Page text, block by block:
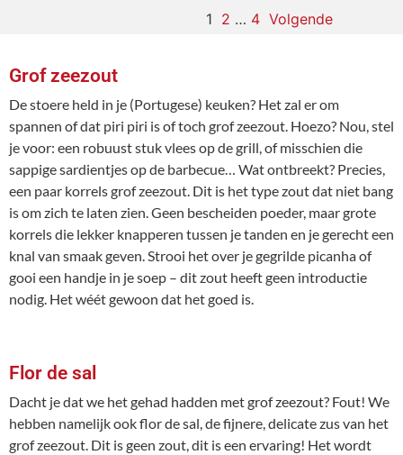
1 2 … 4 Volgende
Grof zeezout
De stoere held in je (Portugese) keuken? Het zal er om
spannen of dat piri piri is of toch grof zeezout. Hoezo? Nou, stel
je voor: een robuust stuk vlees op de grill, of misschien die
sappige sardientjes op de barbecue… Wat ontbreekt? Precies,
een paar korrels grof zeezout. Dit is het type zout dat niet bang
is om zich te laten zien. Geen bescheiden poeder, maar grote
korrels die lekker knapperen tussen je tanden en je gerecht een
knal van smaak geven. Strooi het over je gegrilde picanha of
gooi een handje in je soep – dit zout heeft geen introductie
nodig. Het wéét gewoon dat het goed is.
Flor de sal
Dacht je dat we het gehad hadden met grof zeezout? Fout! We
hebben namelijk ook flor de sal, de fijnere, delicate zus van het
grof zeezout. Dit is geen zout, dit is een ervaring! Het wordt